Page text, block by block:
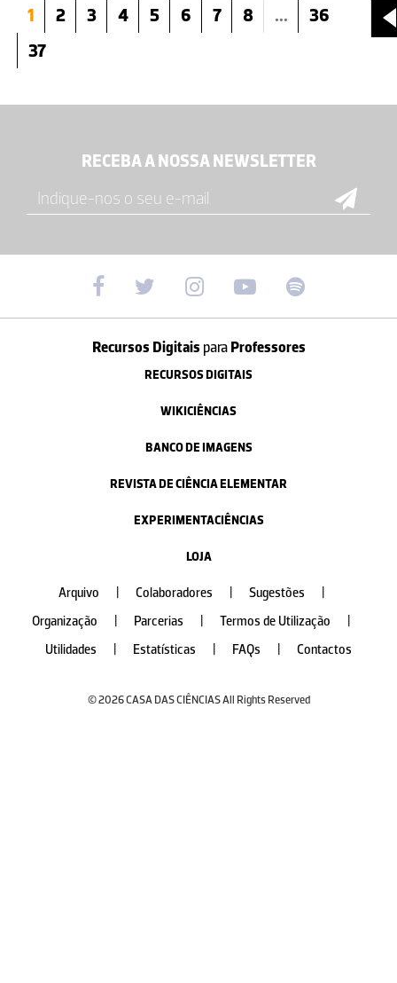
1 2 3 4 5 6 7 8 ...
36
37
RECEBA A NOSSA NEWSLETTER
Recursos Digitais paraProfessores
RECURSOS DIGITAIS
WIKICIÊNCIAS
BANCO DE IMAGENS
REVISTA DE CIÊNCIA ELEMENTAR
EXPERIMENTACIÊNCIAS
LOJA
Arquivo Colaboradores Sugestões
Organização
Parcerias Termos de Utilização
Utilidades
Estatísticas FAQs Contactos
© 2026 CASA DAS CIÊNCIAS All Rights Reserved